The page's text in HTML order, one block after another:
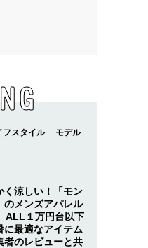
く涼しい！「モン
のメンズアパレル
ALL１万円台以下
に最適なアイテム
者のレビューと共